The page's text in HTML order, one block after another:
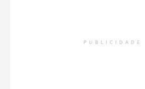
PUBLICIDADE